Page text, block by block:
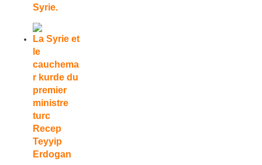
Syrie.
La Syrie et
le
cauchema
r kurde du
premier
ministre
turc
Recep
Teyyip
Erdogan